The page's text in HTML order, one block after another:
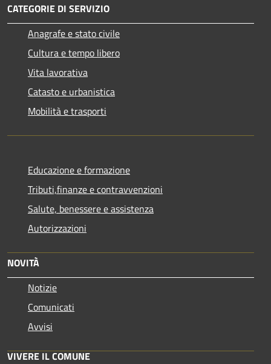
CATEGORIE DI SERVIZIO
Anagrafe e stato civile
Cultura e tempo libero
Vita lavorativa
Catasto e urbanistica
Mobilità e trasporti
Educazione e formazione
Tributi,finanze e contravvenzioni
Salute, benessere e assistenza
Autorizzazioni
NOVITÀ
Notizie
Comunicati
Avvisi
VIVERE IL COMUNE